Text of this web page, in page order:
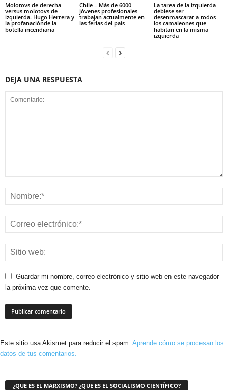
Molotovs de derecha
versus molotovs de
izquierda. Hugo Herrera y
la profanaciónde la
botella incendiaria
Chile – Más de 6000
jóvenes profesionales
trabajan actualmente en
las ferias del país
La tarea de la izquierda
debiese ser
desenmascarar a todos
los camaleones que
habitan en la misma
izquierda
DEJA UNA RESPUESTA
Guardar mi nombre, correo electrónico y sitio web en este navegador
la próxima vez que comente.
Este sitio usa Akismet para reducir el spam. Aprende cómo se procesan los
datos de tus comentarios.
¿QUE ES EL MARXISMO? ¿QUE ES EL SOCIALISMO CIENTÍFICO?